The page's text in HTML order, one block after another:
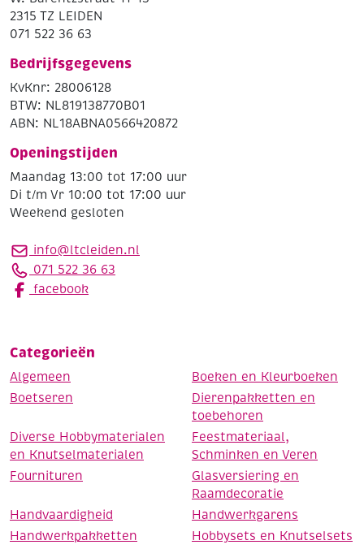
2315 TZ LEIDEN
071 522 36 63
Bedrijfsgegevens
KvKnr: 28006128
BTW: NL819138770B01
ABN: NL18ABNA0566420872
Openingstijden
Maandag 13:00 tot 17:00 uur
Di t/m Vr 10:00 tot 17:00 uur
Weekend gesloten
info@ltcleiden.nl
071 522 36 63
facebook
Categorieën
Algemeen
Boeken en Kleurboeken
Boetseren
Dierenpakketten en
toebehoren
Diverse Hobbymaterialen
en Knutselmaterialen
Feestmateriaal,
Schminken en Veren
Fournituren
Glasversiering en
Raamdecoratie
Handvaardigheid
Handwerkgarens
Handwerkpakketten
Hobbysets en Knutselsets